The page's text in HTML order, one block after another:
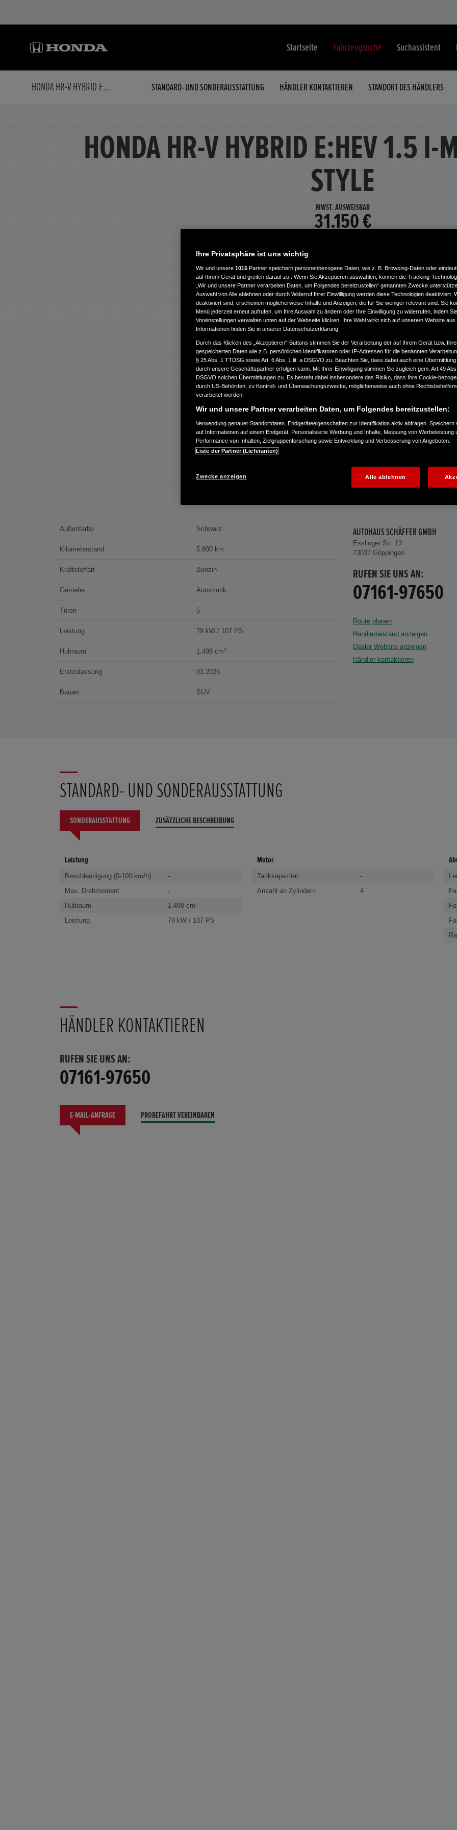
Startseite Fahrzeugsuche Suchassistent
HONDA HR-V HYBRID E:HEV 1.5 I-MMD ADVANCE STYLE STANDARD- UND SONDERAUSSTATTUNG HÄNDLER KONTAKTIEREN STANDORT DES HÄNDLERS
HONDA HR-V HYBRID E:HEV 1.5 I-
STYLE
MWST. AUSWEISBAR
31.150 €
Außenfarbe Schwarz
Kilometerstand 5.800 km
Kraftstoffart Benzin
Getriebe Automatik
Türen 5
Leistung 79 kW / 107 PS
Hubraum 1.498 cm³
Erstzulassung 03.2025
Bauart SUV
AUTOHAUS SCHÄFFER GMBH
Esslinger Str. 13
73037 Göppingen
RUFEN SIE UNS AN:
07161-97650
Route planen
Händlerbestand anzeigen
Dealer Website anzeigen
Händler kontaktieren
STANDARD- UND SONDERAUSSTATTUNG
SONDERAUSSTATTUNG ZUSÄTZLICHE BESCHREIBUNG
Leistung
Beschleunigung (0-100 km/h)
-
Max. Drehmoment
-
Hubraum
1.498 cm³
Leistung
79 kW / 107 PS
Motor
Tankkapazität
-
Anzahl an Zylindern
4
HÄNDLER KONTAKTIEREN
RUFEN SIE UNS AN:
07161-97650
E-MAIL-ANFRAGE PROBEFAHRT VEREINBAREN
Ihre Privatsphäre ist uns wichtig
Wir und unsere 1015 Partner speichern personenbezogene Daten, wie z. B. Browsing-Daten oder
auf Ihrem Gerät und greifen darauf zu . Wenn Sie Akzeptieren auswählen, können die Tracking-
„Wir und unsere Partner verarbeiten Daten, um Folgendes bereitzustellen“ genannten Zwecke
Auswahl von Alle ablehnen oder durch Widerruf Ihrer Einwilligung werden diese Technologien deaktiviert.
deaktiviert sind, erscheinen möglicherweise Inhalte und Anzeigen, die für Sie weniger relevant sind. Sie
Menü jederzeit erneut aufrufen, um Ihre Auswahl zu ändern oder Ihre Einwilligung zu widerrufen, indem
Voreinstellungen verwalten unten auf der Webseite klicken. Ihre Wahl wirkt sich auf unsere/n Website
Informationen finden Sie in unserer Datenschutzerklärung.
Durch das Klicken des „Akzeptieren“-Buttons stimmen Sie der Verarbeitung der auf Ihrem Gerät bzw.
gespeicherten Daten wie z.B. persönlichen Identifikatoren oder IP-Adressen für die benannten
§ 25 Abs. 1 TTDSG sowie Art. 6 Abs. 1 lit. a DSGVO zu. Beachten Sie, dass dabei auch eine Übermittlung
durch unsere Geschäftspartner erfolgen kann. Mit Ihrer Einwilligung stimmen Sie zugleich gem. Art.49
DSGVO solchen Übermittlungen zu. Es besteht dabei insbesondere das Risiko, dass Ihre Cookie-
durch US-Behörden, zu Kontroll- und Überwachungszwecke, möglicherweise auch ohne
verarbeitet werden.
Wir und unsere Partner verarbeiten Daten, um Folgendes bereitzustellen:
Verwendung genauer Standortdaten. Endgeräteeigenschaften zur Identifikation aktiv abfragen. Speichern
auf Informationen auf einem Endgerät. Personalisierte Werbung und Inhalte, Messung von Werbeleistung
Performance von Inhalten, Zielgruppenforschung sowie Entwicklung und Verbesserung von Angeboten.
Liste der Partner (Lieferanten)
Zwecke anzeigen Alle ablehnen